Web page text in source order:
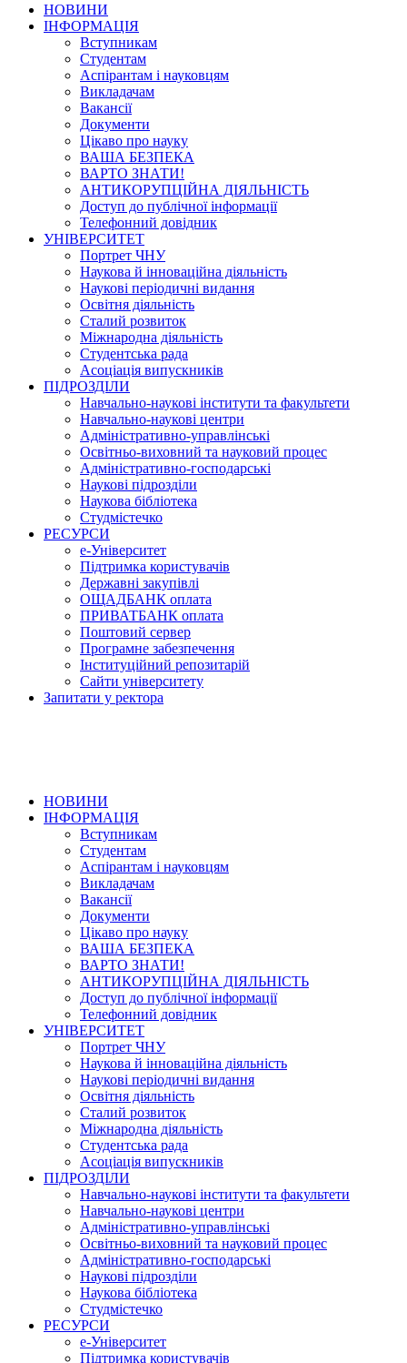
НОВИНИ
ІНФОРМАЦІЯ
Вступникам
Студентам
Аспірантам і науковцям
Викладачам
Вакансії
Документи
Цікаво про науку
ВАША БЕЗПЕКА
ВАРТО ЗНАТИ!
АНТИКОРУПЦІЙНА ДІЯЛЬНІСТЬ
Доступ до публічної інформації
Телефонний довідник
УНІВЕРСИТЕТ
Портрет ЧНУ
Наукова й інноваційна діяльність
Наукові періодичні видання
Освітня діяльність
Сталий розвиток
Міжнародна діяльність
Студентська рада
Асоціація випускників
ПІДРОЗДІЛИ
Навчально-наукові інститути та факультети
Навчально-наукові центри
Адміністративно-управлінські
Освітньо-виховний та науковий процес
Адміністративно-господарські
Наукові підрозділи
Наукова бібліотека
Студмістечко
РЕСУРСИ
е-Університет
Підтримка користувачів
Державні закупівлі
ОЩАДБАНК оплата
ПРИВАТБАНК оплата
Поштовий сервер
Програмне забезпечення
Інституційний репозитарій
Сайти університету
Запитати у ректора
НОВИНИ
ІНФОРМАЦІЯ
Вступникам
Студентам
Аспірантам і науковцям
Викладачам
Вакансії
Документи
Цікаво про науку
ВАША БЕЗПЕКА
ВАРТО ЗНАТИ!
АНТИКОРУПЦІЙНА ДІЯЛЬНІСТЬ
Доступ до публічної інформації
Телефонний довідник
УНІВЕРСИТЕТ
Портрет ЧНУ
Наукова й інноваційна діяльність
Наукові періодичні видання
Освітня діяльність
Сталий розвиток
Міжнародна діяльність
Студентська рада
Асоціація випускників
ПІДРОЗДІЛИ
Навчально-наукові інститути та факультети
Навчально-наукові центри
Адміністративно-управлінські
Освітньо-виховний та науковий процес
Адміністративно-господарські
Наукові підрозділи
Наукова бібліотека
Студмістечко
РЕСУРСИ
е-Університет
Підтримка користувачів